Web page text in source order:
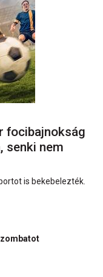
focibajnokság
senki nem
is bekebelezték.